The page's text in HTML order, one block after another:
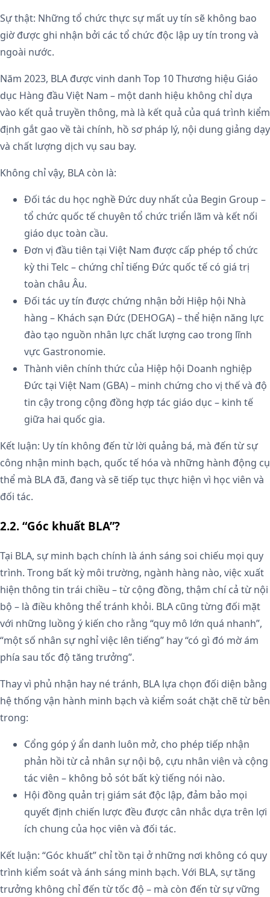
Sự thật: Những tổ chức thực sự mất uy tín sẽ không bao
giờ được ghi nhận bởi các tổ chức độc lập uy tín trong và
ngoài nước.
Năm 2023, BLA được vinh danh Top 10 Thương hiệu Giáo
dục Hàng đầu Việt Nam – một danh hiệu không chỉ dựa
vào kết quả truyền thông, mà là kết quả của quá trình kiểm
định gắt gao về tài chính, hồ sơ pháp lý, nội dung giảng dạy
và chất lượng dịch vụ sau bay.
Không chỉ vậy, BLA còn là:
Đối tác du học nghề Đức duy nhất của Begin Group –
tổ chức quốc tế chuyên tổ chức triển lãm và kết nối
giáo dục toàn cầu.
Đơn vị đầu tiên tại Việt Nam được cấp phép tổ chức
kỳ thi Telc – chứng chỉ tiếng Đức quốc tế có giá trị
toàn châu Âu.
Đối tác uy tín được chứng nhận bởi Hiệp hội Nhà
hàng – Khách sạn Đức (DEHOGA) – thể hiện năng lực
đào tạo nguồn nhân lực chất lượng cao trong lĩnh
vực Gastronomie.
Thành viên chính thức của Hiệp hội Doanh nghiệp
Đức tại Việt Nam (GBA) – minh chứng cho vị thế và độ
tin cậy trong cộng đồng hợp tác giáo dục – kinh tế
giữa hai quốc gia.
Kết luận: Uy tín không đến từ lời quảng bá, mà đến từ sự
công nhận minh bạch, quốc tế hóa và những hành động cụ
thể mà BLA đã, đang và sẽ tiếp tục thực hiện vì học viên và
đối tác.
2.2. “Góc khuất BLA”?
Tại BLA, sự minh bạch chính là ánh sáng soi chiếu mọi quy
trình. Trong bất kỳ môi trường, ngành hàng nào, việc xuất
hiện thông tin trái chiều – từ cộng đồng, thậm chí cả từ nội
bộ – là điều không thể tránh khỏi. BLA cũng từng đối mặt
với những luồng ý kiến cho rằng “quy mô lớn quá nhanh”,
“một số nhân sự nghỉ việc lên tiếng” hay “có gì đó mờ ám
phía sau tốc độ tăng trưởng”.
Thay vì phủ nhận hay né tránh, BLA lựa chọn đối diện bằng
hệ thống vận hành minh bạch và kiểm soát chặt chẽ từ bên
trong:
Cổng góp ý ẩn danh luôn mở, cho phép tiếp nhận
phản hồi từ cả nhân sự nội bộ, cựu nhân viên và cộng
tác viên – không bỏ sót bất kỳ tiếng nói nào.
Hội đồng quản trị giám sát độc lập, đảm bảo mọi
quyết định chiến lược đều được cân nhắc dựa trên lợi
ích chung của học viên và đối tác.
Kết luận: “Góc khuất” chỉ tồn tại ở những nơi không có quy
trình kiểm soát và ánh sáng minh bạch. Với BLA, sự tăng
trưởng không chỉ đến từ tốc độ – mà còn đến từ sự vững